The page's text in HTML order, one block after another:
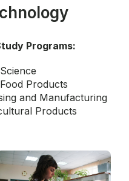
tudy Programs:
Products
and Manufacturing
Products